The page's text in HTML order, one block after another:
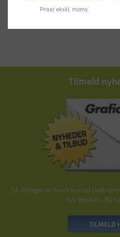
Tilmeld
Så deltager du hvert kvartal i
Kay Bojesen, By
TILMELD
Priser ekskl. moms